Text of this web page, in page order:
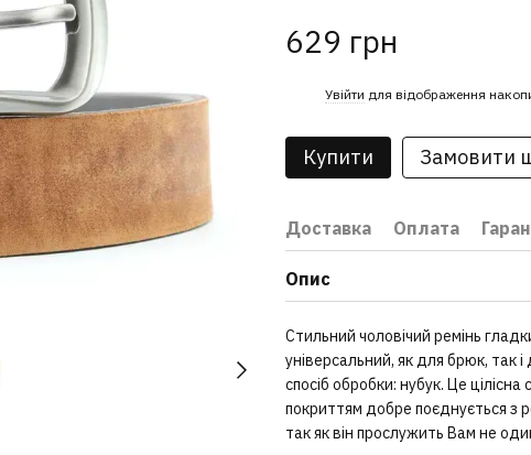
629 грн
Увійти для відображення
Купити Замовити
Доставка Оплата
Опис
Стильний чоловічий ремінь
універсальний, як для брюк, так
спосіб обробки: нубук. Це
покриттям добре поєднується з
так як він прослужить Вам не